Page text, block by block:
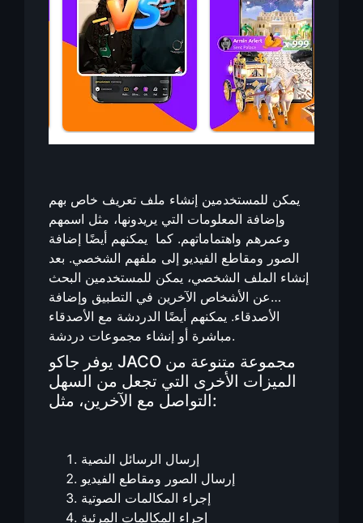
يمكن للمستخدمين إنشاء ملف تعريف خاص بهم
وإضافة المعلومات التي يريدونها، مثل اسمهم
وعمرهم واهتماماتهم. كما يمكنهم أيضًا إضافة
الصور ومقاطع الفيديو إلى ملفهم الشخصي. بعد
إنشاء الملف الشخصي، يمكن للمستخدمين البحث
عن الأشخاص الآخرين في التطبيق وإضافة
الأصدقاء. يمكنهم أيضًا الدردشة مع الأصدقاء
مباشرة أو إنشاء مجموعات دردشة.
يوفر جاكو JACO مجموعة متنوعة من
الميزات الأخرى التي تجعل من السهل
التواصل مع الآخرين، مثل:
إرسال الرسائل النصية
إرسال الصور ومقاطع الفيديو
إجراء المكالمات الصوتية
إجراء المكالمات المرئية